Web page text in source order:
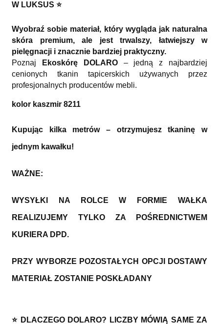
W LUKSUS ⭐️
Wyobraź sobie materiał, który wygląda jak naturalna
skóra premium, ale jest trwalszy, łatwiejszy w
pielęgnacji i znacznie bardziej praktyczny.
Poznaj
Ekoskórę DOLARO– jedną z najbardziej
cenionych tkanin tapicerskich używanych przez
profesjonalnych producentów mebli.
kolor kaszmir 8211
Kupując kilka metrów – otrzymujesz tkaninę w
jednym kawałku!
WAŻNE:
WYSYŁKI NA ROLCE W FORMIE WAŁKA
REALIZUJEMY TYLKO ZA POŚREDNICTWEM
KURIERA DPD.
PRZY WYBORZE POZOSTAŁYCH OPCJI DOSTAWY
MATERIAŁ ZOSTANIE POSKŁADANY
⭐ DLACZEGO DOLARO? LICZBY MÓWIĄ SAME ZA